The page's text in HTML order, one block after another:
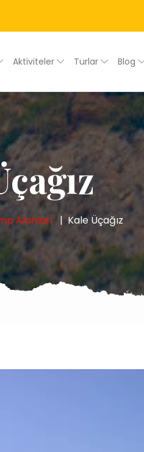
Aktiviteler Turlar Blog
Alanları Kale Üçağız